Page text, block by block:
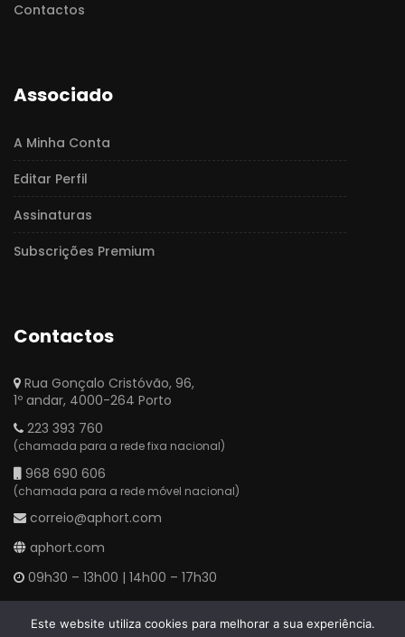
Contactos
Associado
A Minha Conta
Editar Perfil
Assinaturas
Subscrições Premium
Contactos
Rua Gonçalo Cristóvão, 96,
1º andar, 4000-264 Porto
223 393 760
(chamada para a rede fixa nacional)
968 690 606
(chamada para a rede móvel nacional)
correio@aphort.com
aphort.com
09h30 – 13h00 | 14h00 – 17h30
Este website utiliza cookies para melhorar a sua experiência.